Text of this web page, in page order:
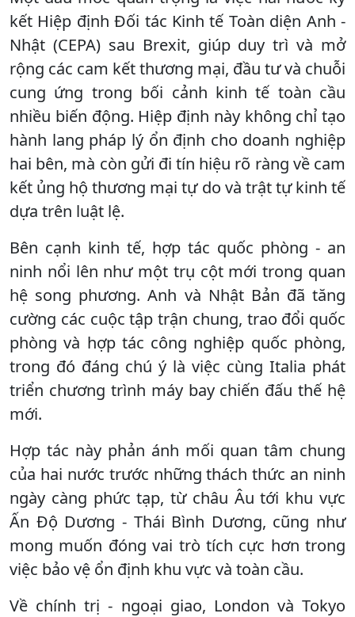
kết Hiệp định Đối tác Kinh tế Toàn diện Anh -
Nhật (CEPA) sau Brexit, giúp duy trì và mở
rộng các cam kết thương mại, đầu tư và chuỗi
cung ứng trong bối cảnh kinh tế toàn cầu
nhiều biến động. Hiệp định này không chỉ tạo
hành lang pháp lý ổn định cho doanh nghiệp
hai bên, mà còn gửi đi tín hiệu rõ ràng về cam
kết ủng hộ thương mại tự do và trật tự kinh tế
dựa trên luật lệ.
Bên cạnh kinh tế, hợp tác quốc phòng - an
ninh nổi lên như một trụ cột mới trong quan
hệ song phương. Anh và Nhật Bản đã tăng
cường các cuộc tập trận chung, trao đổi quốc
phòng và hợp tác công nghiệp quốc phòng,
trong đó đáng chú ý là việc cùng Italia phát
triển chương trình máy bay chiến đấu thế hệ
mới.
Hợp tác này phản ánh mối quan tâm chung
của hai nước trước những thách thức an ninh
ngày càng phức tạp, từ châu Âu tới khu vực
Ấn Độ Dương - Thái Bình Dương, cũng như
mong muốn đóng vai trò tích cực hơn trong
việc bảo vệ ổn định khu vực và toàn cầu.
Về chính trị - ngoại giao, London và Tokyo